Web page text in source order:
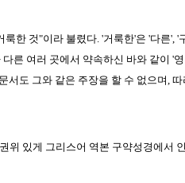
한 것"이라 불렸다. '거룩한'은 '다른', '
른 여러 곳에서 약속하신 바와 같이 '
서도 그와 같은 주장을 할 수 없으며,
위 있게 그리스어 역본 구약성경에서